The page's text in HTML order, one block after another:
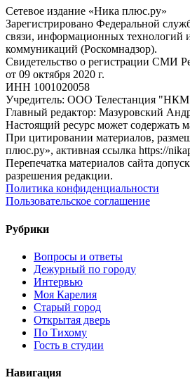
Сетевое издание «Ника плюс.ру»
Зарегистрировано Федеральной
связи, информационных технологий
коммуникаций (Роскомнадзор).
Свидетельство о регистрации СМИ
от 09 октября 2020 г.
ИНН 1001020058
Учредитель: ООО Телестанция
Главный редактор: Мазуровский
Настоящий ресурс может содержать
При цитировании материалов,
плюс.ру», активная ссылка https://
Перепечатка материалов сайта
разрешения редакции.
Политика конфиденциальности
Пользовательское соглашение
Рубрики
Вопросы и ответы
Дежурный по городу
Интервью
Моя Карелия
Старый город
Открытая дверь
По Тихому
Гость в студии
Навигация